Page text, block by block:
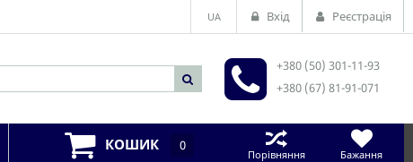
UA Вхід Реєстрація
+380 (50) 301-11-93
+380 (67) 81-91-071
КОШИК 0
Порівняння Бажання